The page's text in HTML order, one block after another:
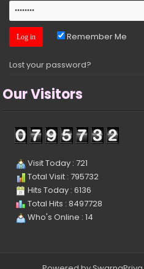
Remember Me
Lost your password?
Our Visitors
Visit Today : 721
Total Visit : 795732
Hits Today : 6136
Total Hits : 8497728
Who's Online : 14